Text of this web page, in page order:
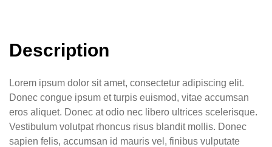
Description
Lorem ipsum dolor sit amet, consectetur adipiscing elit.
Donec congue ipsum et turpis euismod, vitae accumsan
eros aliquet. Donec at odio nec libero ultrices scelerisque.
Vestibulum volutpat rhoncus risus blandit mollis. Donec
sapien felis, accumsan id mauris vel, finibus vulputate